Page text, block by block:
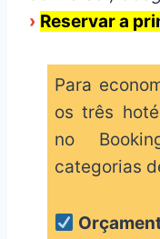
› Reservar a
Para
os três
no
categorias